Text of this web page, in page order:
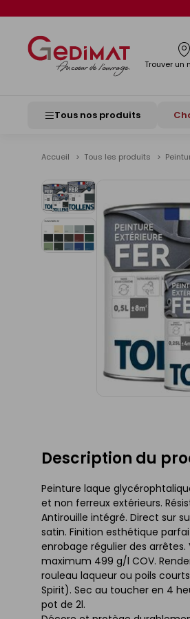
Trouver un
Tous nos produits
Accueil Tous les produits
images
Description du
Peinture laque
et non ferreux extérieurs.
Antirouille intégré. Direct sur
satin. Finition esthétique
enrobage régulier des
maximum 499 g/l COV.
rouleau laqueur ou poils
Spirit). Sec au toucher en 4
pot de 2l.